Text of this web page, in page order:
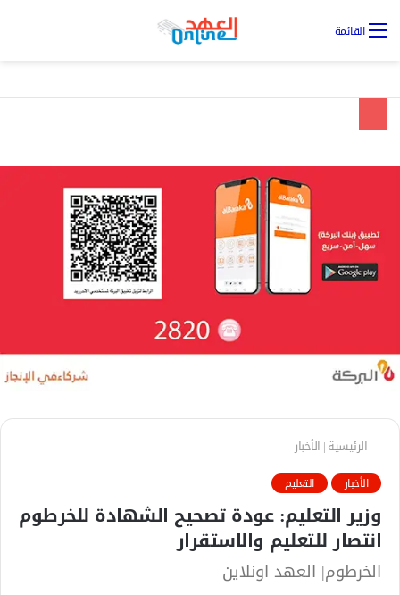
القائمة
الرئيسية| الأخبار
الأخبار التعليم
وزير التعليم: عودة تصحيح الشهادة للخرطوم
انتصار للتعليم والاستقرار
الخرطوم| العهد اونلاين